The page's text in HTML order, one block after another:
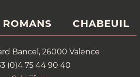
ROMANS CHABEUIL
Bancel, 26000 Valence
(0)4 75 44 90 40